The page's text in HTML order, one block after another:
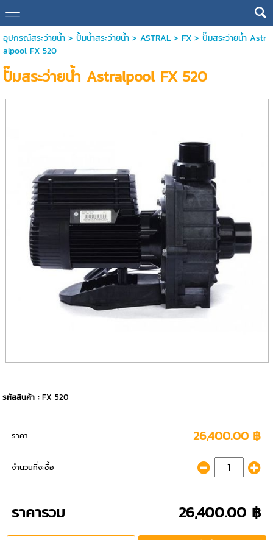
อุปกรณ์สระว่ายน้ำ> ปั้มน้ำสระว่ายน้ำ> ASTRAL> FX> ปั๊มสระว่ายน้ำ Astr
alpool FX 520
ปั๊มสระว่ายน้ำ Astralpool FX 520
รหัสสินค้า :FX 520
ราคา 26,400.00 ฿
จำนวนที่จะซื้อ
ราคารวม 26,400.00 ฿